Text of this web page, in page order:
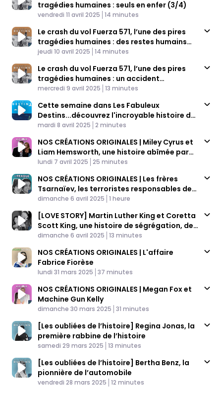
tragédies humaines : seuls en enfer (3/4)
Published At
vendredi 11 avril 2025 Time
14 minutes
Le crash du vol Fuerza 571, l’une des pires
tragédies humaines : des restes humains
comme dernier repas (2/4)
Published At
jeudi 10 avril 2025 Time
14 minutes
Le crash du vol Fuerza 571, l’une des pires
tragédies humaines : un accident
dramatique (1/4)
Published At
mercredi 9 avril 2025 Time
13 minutes
Cette semaine dans Les Fabuleux
Destins...découvrez l'incroyable histoire du
crash du vol Fuerza 571
Published At
mardi 8 avril 2025 Time
2 minutes
NOS CRÉATIONS ORIGINALES | Miley Cyrus et
Liam Hemsworth, une histoire abîmée par
les flammes
Published At
lundi 7 avril 2025 Time
25 minutes
NOS CRÉATIONS ORIGINALES | Les frères
Tsarnaïev, les terroristes responsables des
attentats de Boston
Published At
dimanche 6 avril 2025 Time
1 heure
[LOVE STORY] Martin Luther King et Coretta
Scott King, une histoire de ségrégation, de
courage et d'espoir
Published At
dimanche 6 avril 2025 Time
13 minutes
NOS CRÉATIONS ORIGINALES | L'affaire
Fabrice Fiorèse
Published At
lundi 31 mars 2025 Time
37 minutes
NOS CRÉATIONS ORIGINALES | Megan Fox et
Machine Gun Kelly
Published At
dimanche 30 mars 2025 Time
31 minutes
[Les oubliées de l’histoire] Regina Jonas, la
première rabbine de l’histoire
Published At
samedi 29 mars 2025 Time
13 minutes
[Les oubliées de l’histoire] Bertha Benz, la
pionnière de l’automobile
Published At
vendredi 28 mars 2025 Time
12 minutes